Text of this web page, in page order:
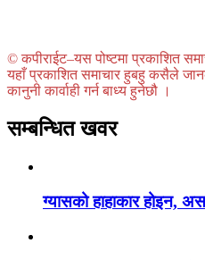
© कपीराईट–यस पोष्टमा प्रकाशित
यहाँ प्रकाशित समाचार हुबहु कसैले
कानुनी कार्वाही गर्न बाध्य हुनेछौ ।
सम्बन्धित खवर
ग्यासको हाहाकार होइन,